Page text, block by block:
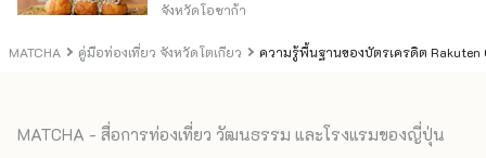
MATCHA คู่มือท่องเที่ยว จังหวัดโตเกียว ความรู้พื้นฐานของบัตรเครดิต Rakuten
จังหวัดโอซาก้า
MATCHA - สื่อการท่องเที่ยว วัฒนธรรม และโรงแรมของญี่ปุ่น